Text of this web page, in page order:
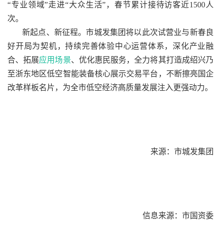
“专业领域”走进“大众生活”，春节累计接待访客近1500人
次。
新起点、新征程。市城发集团将以此次试营业与新春良
好开局为契机，持续完善体验中心运营体系，深化产业融
合、拓展应用场景、优化惠民服务，全力将其打造成绍兴乃
至浙东地区低空智能装备核心展示交易平台，不断擦亮国企
改革样板名片，为全市低空经济高质量发展注入更强动力。
来源：市城发集团
信息来源：市国资委